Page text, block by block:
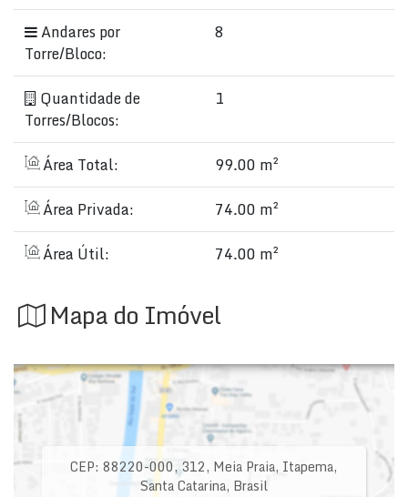
Andares por
Torre/Bloco:
8
Quantidade de
Torres/Blocos:
1
Área Total:
99.00 m²
Área Privada:
74.00 m²
Área Útil:
74.00 m²
Mapa do Imóvel
CEP: 88220-000, 312, Meia Praia, Itapema,
Santa Catarina, Brasil